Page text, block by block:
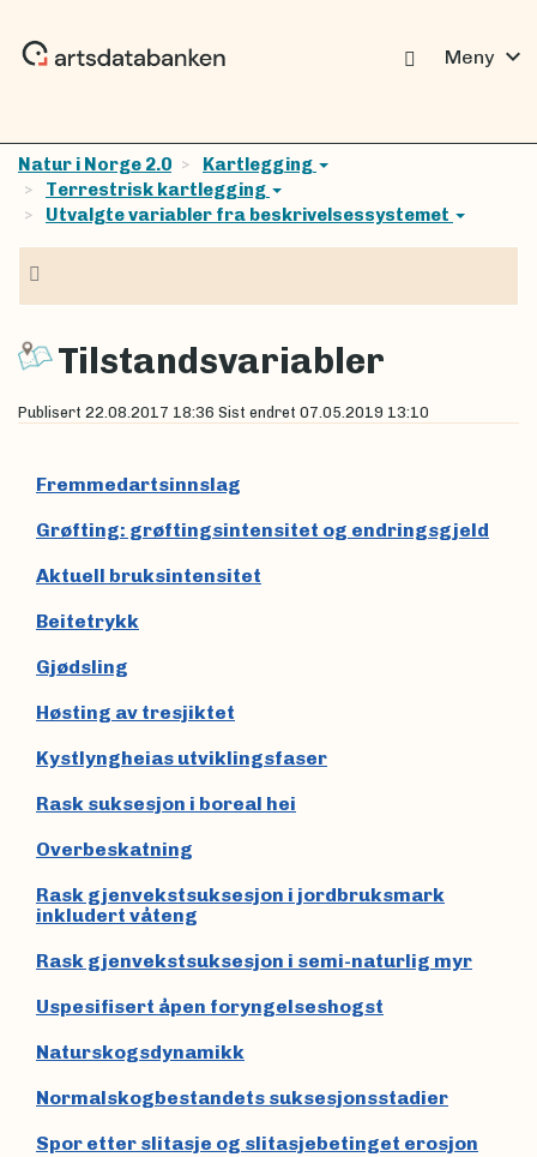
Meny expand_more
Natur i Norge 2.0
Kartlegging
Terrestrisk kartlegging
Utvalgte variabler fra beskrivelsessystemet
Tilstandsvariabler
Publisert 22.08.2017 18:36 Sist endret 07.05.2019 13:10
Fremmedartsinnslag
Grøfting: grøftingsintensitet og endringsgjeld
Aktuell bruksintensitet
Beitetrykk
Gjødsling
Høsting av tresjiktet
Kystlyngheias utviklingsfaser
Rask suksesjon i boreal hei
Overbeskatning
Rask gjenvekstsuksesjon i jordbruksmark
inkludert våteng
Rask gjenvekstsuksesjon i semi-naturlig myr
Uspesifisert åpen foryngelseshogst
Naturskogsdynamikk
Normalskogbestandets suksesjonsstadier
Spor etter slitasje og slitasjebetinget erosjon